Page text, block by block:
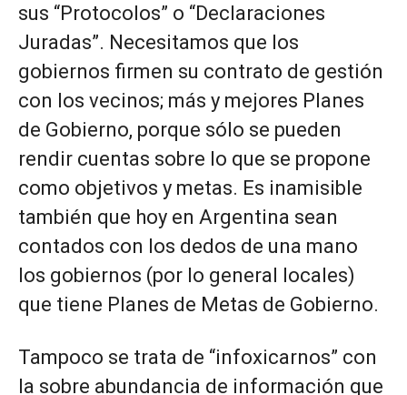
sus “Protocolos” o “Declaraciones
Juradas”. Necesitamos que los
gobiernos firmen su contrato de gestión
con los vecinos; más y mejores Planes
de Gobierno, porque sólo se pueden
rendir cuentas sobre lo que se propone
como objetivos y metas. Es inamisible
también que hoy en Argentina sean
contados con los dedos de una mano
los gobiernos (por lo general locales)
que tiene Planes de Metas de Gobierno.
Tampoco se trata de “infoxicarnos” con
la sobre abundancia de información que